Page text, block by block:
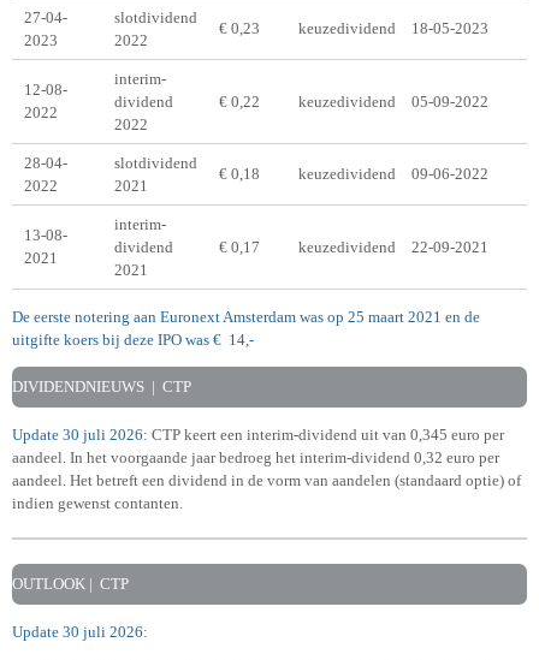
27-04-
2023
slotdividend
2022
€ 0,23 keuzedividend 18-05-2023
12-08-
2022
interim-
dividend
2022
€ 0,22 keuzedividend 05-09-2022
28-04-
2022
slotdividend
2021
€ 0,18 keuzedividend 09-06-2022
13-08-
2021
interim-
dividend
2021
€ 0,17 keuzedividend 22-09-2021
De eerste notering aan Euronext Amsterdam was op 25 maart 2021 en de
uitgifte koers bij deze IPO was € 14,-
DIVIDENDNIEUWS | CTP
Update 30 juli 2026: CTP keert een interim-dividend uit van 0,345 euro per
aandeel. In het voorgaande jaar bedroeg het interim-dividend 0,32 euro per
aandeel. Het betreft een dividend in de vorm van aandelen (standaard optie) of
indien gewenst contanten.
OUTLOOK | CTP
Update 30 juli 2026: